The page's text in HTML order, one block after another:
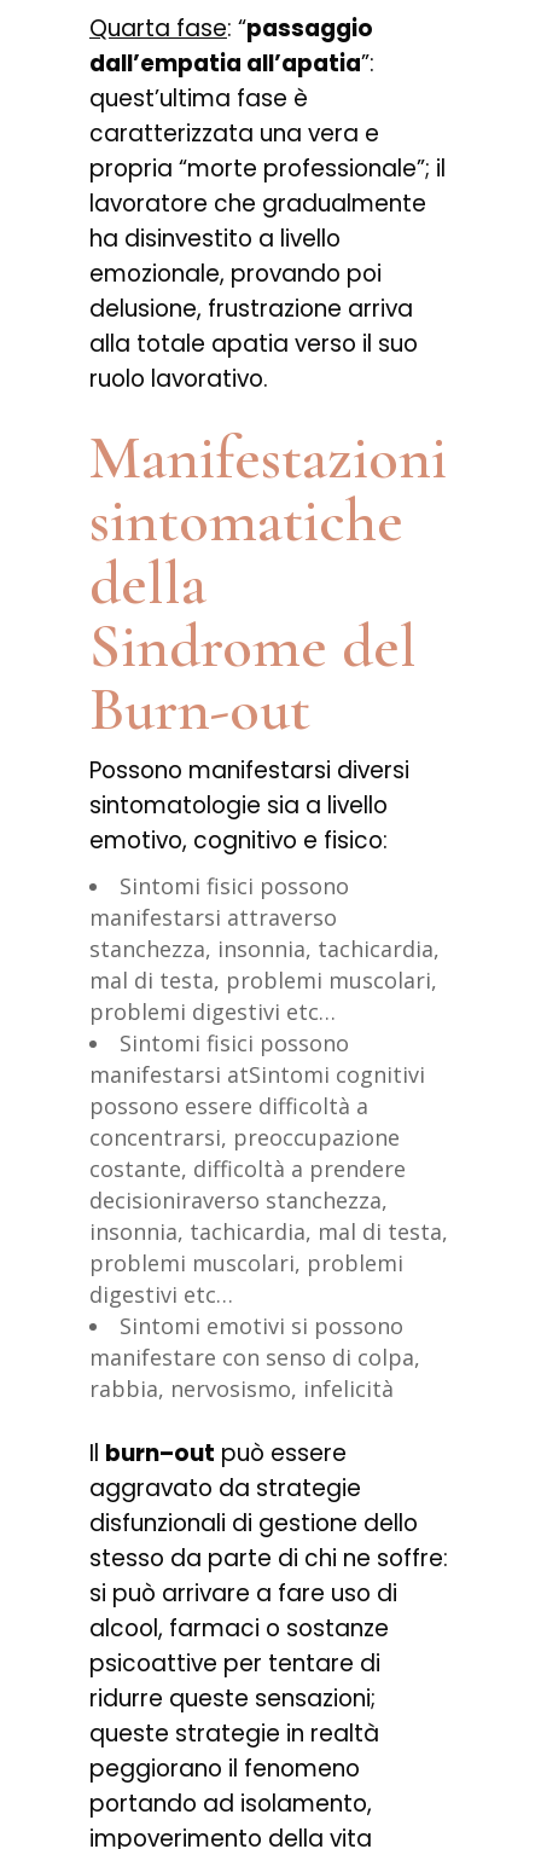
Quarta fase: “passaggio
dall’empatia all’apatia”:
quest’ultima fase è
caratterizzata una vera e
propria “morte professionale”; il
lavoratore che gradualmente
ha disinvestito a livello
emozionale, provando poi
delusione, frustrazione arriva
alla totale apatia verso il suo
ruolo lavorativo.
Manifestazioni
sintomatiche
della
Sindrome del
Burn-out
Possono manifestarsi diversi
sintomatologie sia a livello
emotivo, cognitivo e fisico:
Sintomi fisici possono
manifestarsi attraverso
stanchezza, insonnia, tachicardia,
mal di testa, problemi muscolari,
problemi digestivi etc…
Sintomi fisici possono
manifestarsi atSintomi cognitivi
possono essere difficoltà a
concentrarsi, preoccupazione
costante, difficoltà a prendere
decisioniraverso stanchezza,
insonnia, tachicardia, mal di testa,
problemi muscolari, problemi
digestivi etc…
Sintomi emotivi si possono
manifestare con senso di colpa,
rabbia, nervosismo, infelicità
Il burn–out può essere
aggravato da strategie
disfunzionali di gestione dello
stesso da parte di chi ne soffre:
si può arrivare a fare uso di
alcool, farmaci o sostanze
psicoattive per tentare di
ridurre queste sensazioni;
queste strategie in realtà
peggiorano il fenomeno
portando ad isolamento,
impoverimento della vita